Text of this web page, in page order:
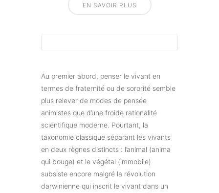
EN SAVOIR PLUS
Au premier abord, penser le vivant en
termes de fraternité ou de sororité semble
plus relever de modes de pensée
animistes que d’une froide rationalité
scientifique moderne. Pourtant, la
taxonomie classique séparant les vivants
en deux règnes distincts : l’animal (anima
qui bouge) et le végétal (immobile)
subsiste encore malgré la révolution
darwinienne qui inscrit le vivant dans un